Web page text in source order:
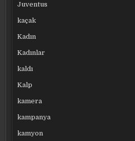
Juventus
kaçak
Kadın
Kadınlar
kaldı
Kalp
kamera
kampanya
kamyon